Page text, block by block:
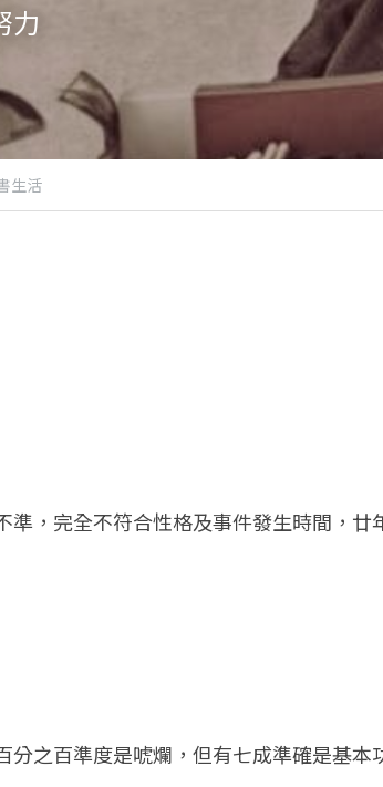
力
生活
準，完全不符合性格及事件發生時間，廿
分之百準度是唬爛，但有七成準確是基本